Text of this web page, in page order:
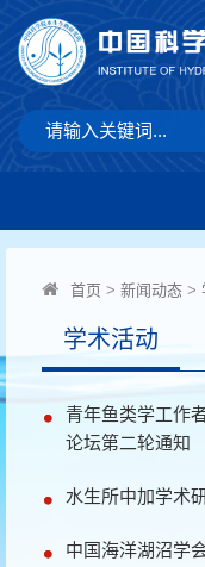
首页 > 新闻动态 >
学术活动
青年鱼类学工作
论坛第二轮通知
水生所中加学术
中国海洋湖沼学